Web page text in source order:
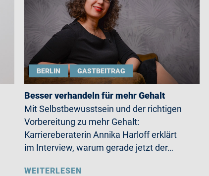
BERLIN GASTBEITRAG
Besser verhandeln für mehr Gehalt
Mit Selbstbewusstsein und der richtigen
Vorbereitung zu mehr Gehalt:
Karriereberaterin Annika Harloff erklärt
im Interview, warum gerade jetzt der…
WEITERLESEN